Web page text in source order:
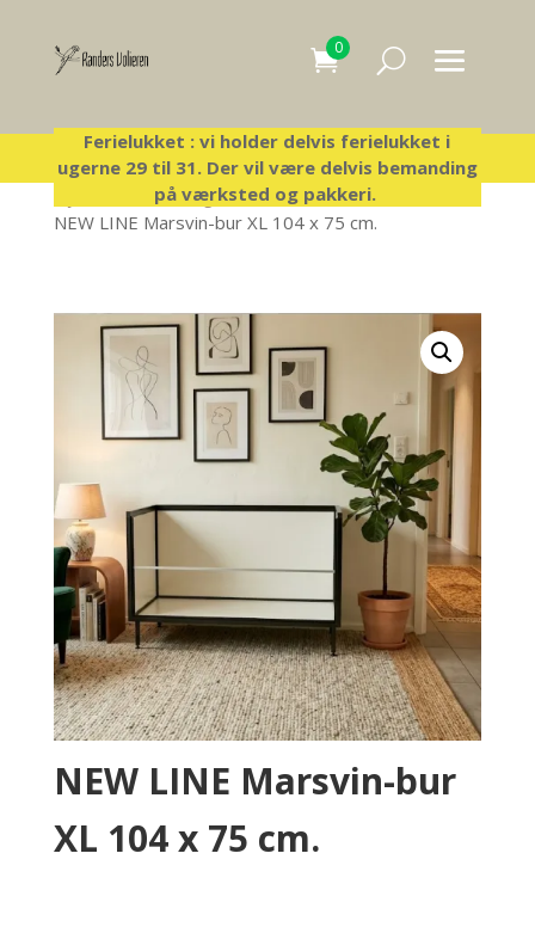
0
Ferielukket : vi holder delvis ferielukket i
ugerne 29 til 31. Der vil være delvis bemanding
på værksted og pakkeri.
Lux bure og tilbehør/Lux Marsvin bure
NEW LINE Marsvin-bur XL 104 x 75 cm.
NEW LINE Marsvin-bur
XL 104 x 75 cm.